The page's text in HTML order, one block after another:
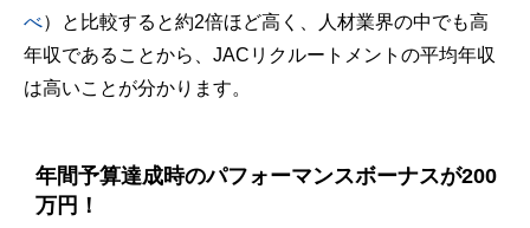
べ）と比較すると約2倍ほど高く、人材業界の中でも高
年収であることから、JACリクルートメントの平均年収
は高いことが分かります。
年間予算達成時のパフォーマンスボーナスが200
万円！